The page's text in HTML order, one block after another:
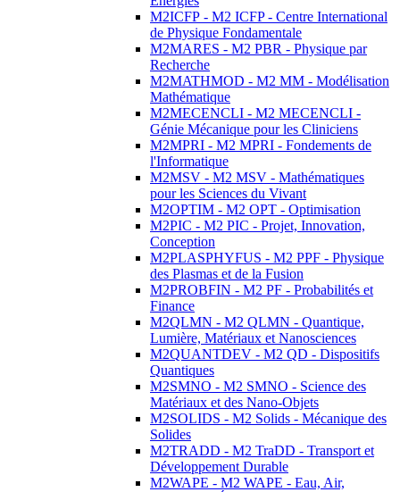
M2ICFP - M2 ICFP - Centre International
de Physique Fondamentale
M2MARES - M2 PBR - Physique par
Recherche
M2MATHMOD - M2 MM - Modélisation
Mathématique
M2MECENCLI - M2 MECENCLI -
Génie Mécanique pour les Cliniciens
M2MPRI - M2 MPRI - Fondements de
l'Informatique
M2MSV - M2 MSV - Mathématiques
pour les Sciences du Vivant
M2OPTIM - M2 OPT - Optimisation
M2PIC - M2 PIC - Projet, Innovation,
Conception
M2PLASPHYFUS - M2 PPF - Physique
des Plasmas et de la Fusion
M2PROBFIN - M2 PF - Probabilités et
Finance
M2QLMN - M2 QLMN - Quantique,
Lumière, Matériaux et Nanosciences
M2QUANTDEV - M2 QD - Dispositifs
Quantiques
M2SMNO - M2 SMNO - Science des
Matériaux et des Nano-Objets
M2SOLIDS - M2 Solids - Mécanique des
Solides
M2TRADD - M2 TraDD - Transport et
Développement Durable
M2WAPE - M2 WAPE - Eau, Air,